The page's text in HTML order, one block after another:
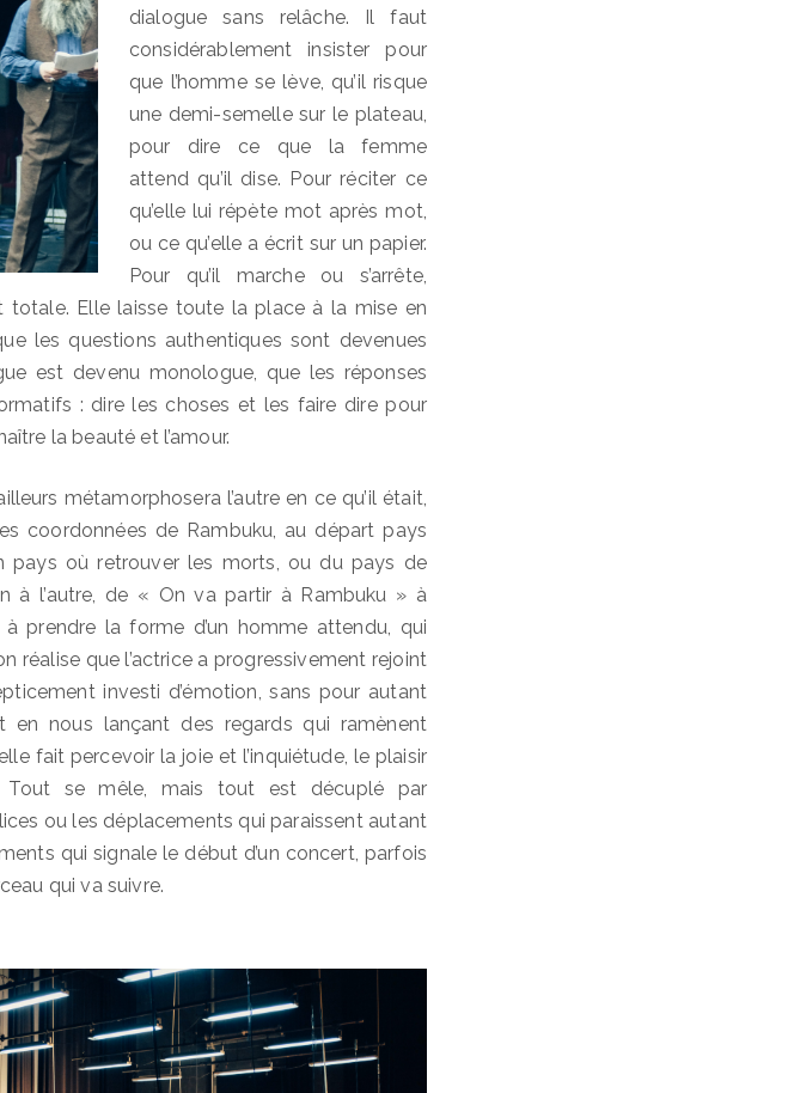
dialogue sans relâche. Il faut
considérablement insister pour
que l’homme se lève, qu’il risque
une demi-semelle sur le plateau,
pour dire ce que la femme
attend qu’il dise. Pour réciter ce
qu’elle lui répète mot après mot,
ou ce qu’elle a écrit sur un papier.
Pour qu’il marche ou s’arrête,
totale. Elle laisse toute la place à la mise en
les questions authentiques sont devenues
est devenu monologue, que les réponses
: dire les choses et les faire dire pour
la beauté et l’amour.
métamorphosera l’autre en ce qu’il était,
coordonnées de Rambuku, au départ pays
pays où retrouver les morts, ou du pays de
à l’autre, de « On va partir à Rambuku » à
prendre la forme d’un homme attendu, qui
réalise que l’actrice a progressivement rejoint
investi d’émotion, sans pour autant
nous lançant des regards qui ramènent
fait percevoir la joie et l’inquiétude, le plaisir
Tout se mêle, mais tout est décuplé par
ou les déplacements qui paraissent autant
qui signale le début d’un concert, parfois
qui va suivre.